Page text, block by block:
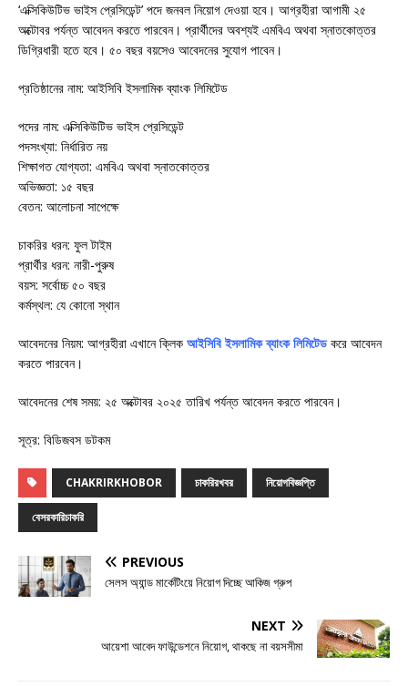
‘এক্সিকিউটিভ ভাইস প্রেসিডেন্ট’ পদে জনবল নিয়োগ দেওয়া হবে। আগ্রহীরা আগামী ২৫
অক্টোবর পর্যন্ত আবেদন করতে পারবেন। প্রার্থীদের অবশ্যই এমবিএ অথবা স্নাতকোত্তর
ডিগ্রিধারী হতে হবে। ৫০ বছর বয়সেও আবেদনের সুযোগ পাবেন।
প্রতিষ্ঠানের নাম: আইসিবি ইসলামিক ব্যাংক লিমিটেড
পদের নাম: এক্সিকিউটিভ ভাইস প্রেসিডেন্ট
পদসংখ্যা: নির্ধারিত নয়
শিক্ষাগত যোগ্যতা: এমবিএ অথবা স্নাতকোত্তর
অভিজ্ঞতা: ১৫ বছর
বেতন: আলোচনা সাপেক্ষে
চাকরির ধরন: ফুল টাইম
প্রার্থীর ধরন: নারী-পুরুষ
বয়স: সর্বোচ্চ ৫০ বছর
কর্মস্থল: যে কোনো স্থান
আবেদনের নিয়ম: আগ্রহীরা এখানে ক্লিক আইসিবি ইসলামিক ব্যাংক লিমিটেডকরে আবেদন
করতে পারবেন।
আবেদনের শেষ সময়: ২৫ অক্টোবর ২০২৫ তারিখ পর্যন্ত আবেদন করতে পারবেন।
সূত্র: বিডিজবস ডটকম
CHAKRIRKHOBOR চাকরিরখবর নিয়োগবিজ্ঞপ্তি
বেসরকারিচাকরি
PREVIOUS
সেলস অ্যান্ড মার্কেটিংয়ে নিয়োগ দিচ্ছে আকিজ গ্রুপ
NEXT
আয়েশা আবেদ ফাউন্ডেশনে নিয়োগ, থাকছে না বয়সসীমা